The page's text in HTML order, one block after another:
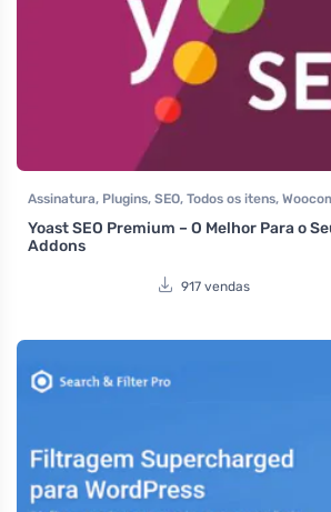
Assinatura, Plugins, SEO, Todos os itens,
Yoast SEO Premium – O Melhor Para o
Addons
917 vendas